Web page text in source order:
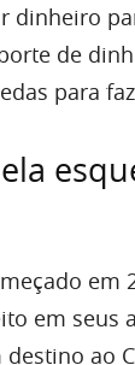
dinheiro
de
para
em
em seus
ao